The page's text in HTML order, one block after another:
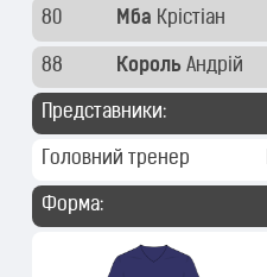
80 Мба Крістіан
88 Король Андрій
Представники:
Головний тренер
Форма: